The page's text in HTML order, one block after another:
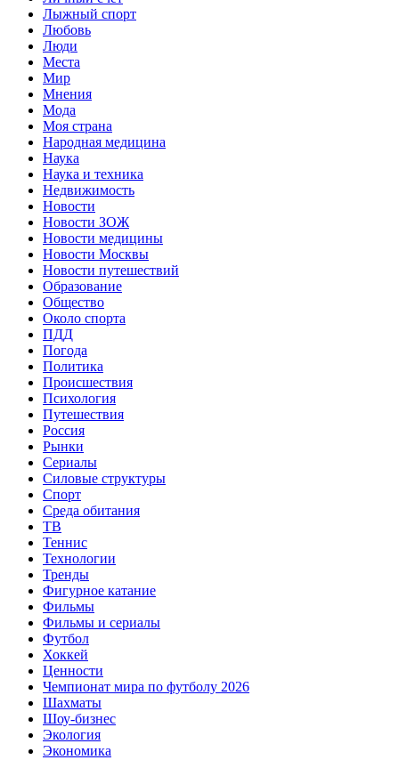
Лыжный спорт
Любовь
Люди
Места
Мир
Мнения
Мода
Моя страна
Народная медицина
Наука
Наука и техника
Недвижимость
Новости
Новости ЗОЖ
Новости медицины
Новости Москвы
Новости путешествий
Образование
Общество
Около спорта
ПДД
Погода
Политика
Происшествия
Психология
Путешествия
Россия
Рынки
Сериалы
Силовые структуры
Спорт
Среда обитания
ТВ
Теннис
Технологии
Тренды
Фигурное катание
Фильмы
Фильмы и сериалы
Футбол
Хоккей
Ценности
Чемпионат мира по футболу 2026
Шахматы
Шоу-бизнес
Экология
Экономика